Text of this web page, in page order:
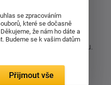
v universálním bílém
minimalistickém designu.
...
se zpracováním
které se dočasně
že nám ho dáte a
Budeme se k vašim datům
Přijmout vše